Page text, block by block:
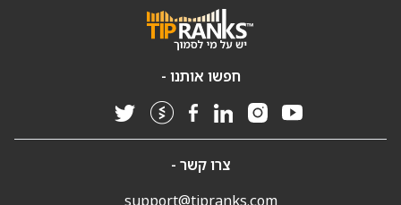
חפשו אותנו -
צרו קשר -
support@tipranks.com